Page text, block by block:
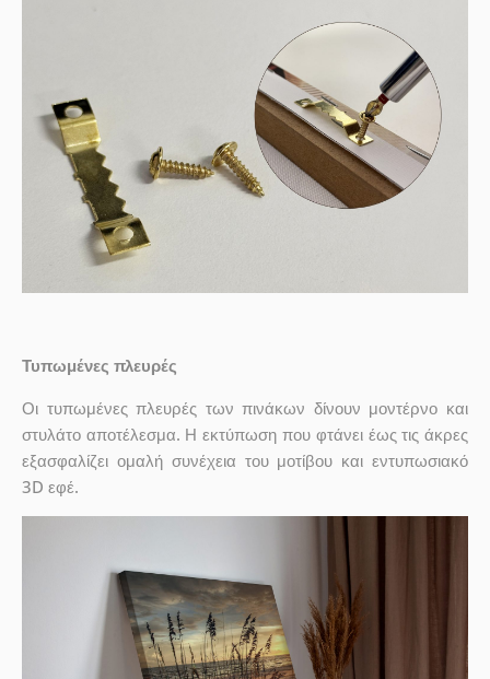
Τυπωμένες πλευρές
Οι τυπωμένες πλευρές των πινάκων δίνουν μοντέρνο και
στυλάτο αποτέλεσμα. Η εκτύπωση που φτάνει έως τις άκρες
εξασφαλίζει ομαλή συνέχεια του μοτίβου και εντυπωσιακό
3D εφέ.